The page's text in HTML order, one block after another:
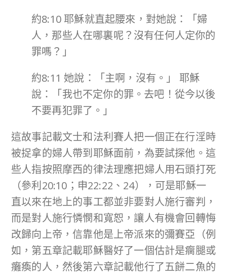
約8:10 耶穌就直起腰來，對她說：「婦
人，那些人在哪裏呢？沒有任何人定你的
罪嗎？」
約8:11 她說：「主啊，沒有。」 耶穌
說：「我也不定你的罪。去吧！從今以後
不要再犯罪了。」
這故事記載文士和法利賽人把一個正在行淫時
被捉拿的婦人帶到耶穌面前，為要試探他。這
些人指按照摩西的律法理應把婦人用石頭打死
（參利20:10；申22:22、24），可是耶穌一
直以來在地上的事工都並非要對人施行審判，
而是對人施行憐憫和寬恕，讓人有機會回轉悔
改歸向上帝，信靠他是上帝派來的彌賽亞（例
如，第五章記載耶穌醫好了一個估計是瘸腿或
癱瘓的人，然後第六章記載他行了五餅二魚的